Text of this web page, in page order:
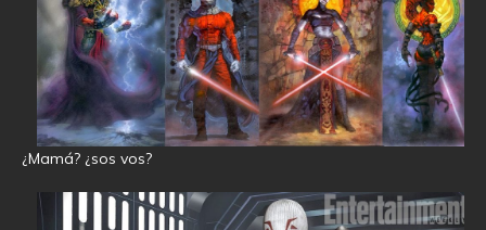
¿Mamá? ¿sos vos?